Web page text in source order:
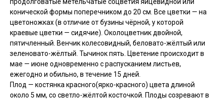
продолговатые метельчатые соцветия яйцевидной или
конической формы поперечником до 20 см. Все цветки — на
цветоножках (в отличие от бузины чёрной, у которой
краевые цветки — сидячие). Околоцветник двойной,
пятичленный. Венчик колесовидный, беловато-жёлтый или
зеленовато-жёлтый. Тычинок пять. Цветение происходит в
мае — июне одновременно с распусканием листьев,
ежегодно и обильно, в течение 15 дней.
Плод — костянка красного(ярко-красного) цвета длиной
около 5 мм, со светло-жёлтой косточкой. Плоды созревают в